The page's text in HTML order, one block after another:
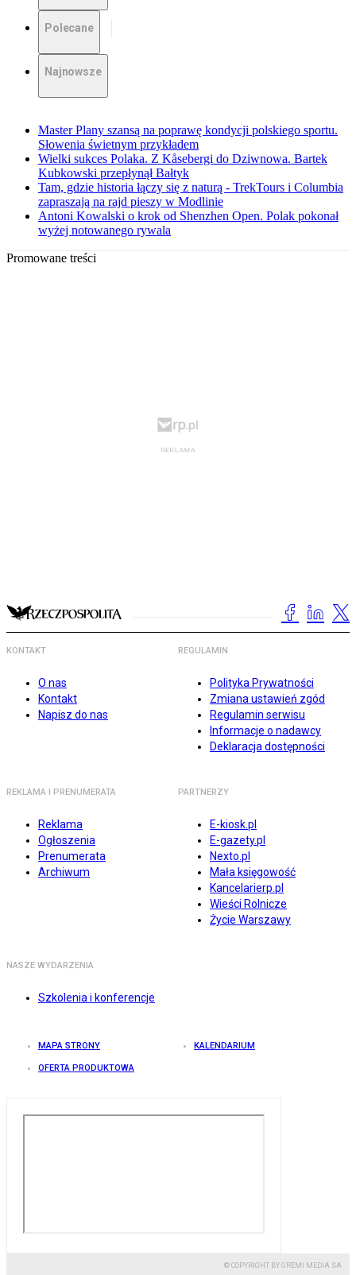
Polecane
Najnowsze
Master Plany szansą na poprawę kondycji polskiego sportu.
Słowenia świetnym przykładem
Wielki sukces Polaka. Z Kåsebergi do Dziwnowa. Bartek
Kubkowski przepłynął Bałtyk
Tam, gdzie historia łączy się z naturą - TrekTours i Columbia
zapraszają na rajd pieszy w Modlinie
Antoni Kowalski o krok od Shenzhen Open. Polak pokonał
wyżej notowanego rywala
Promowane treści
KONTAKT
O nas
Kontakt
Napisz do nas
REGULAMIN
Polityka Prywatności
Zmiana ustawień zgód
Regulamin serwisu
Informacje o nadawcy
Deklaracja dostępności
REKLAMA I PRENUMERATA
Reklama
Ogłoszenia
Prenumerata
Archiwum
PARTNERZY
E-kiosk.pl
E-gazety.pl
Nexto.pl
Mała księgowość
Kancelarierp.pl
Wieści Rolnicze
Życie Warszawy
NASZE WYDARZENIA
Szkolenia i konferencje
MAPA STRONY KALENDARIUM
OFERTA PRODUKTOWA
© COPYRIGHT BY GREMI MEDIA SA